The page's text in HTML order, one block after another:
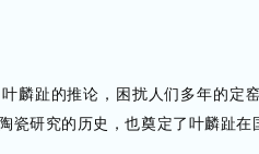
麟趾的推论，困扰人们多年的定
瓷研究的历史，也奠定了叶麟趾在